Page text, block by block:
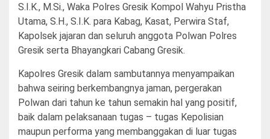
S.I.K., M.Si., Waka Polres Gresik Kompol Wahyu Pristha
Utama, S.H., S.I.K. para Kabag, Kasat, Perwira Staf,
Kapolsek jajaran dan seluruh anggota Polwan Polres
Gresik serta Bhayangkari Cabang Gresik.
Kapolres Gresik dalam sambutannya menyampaikan
bahwa seiring berkembangnya jaman, pergerakan
Polwan dari tahun ke tahun semakin hal yang positif,
baik dalam pelaksanaan tugas – tugas Kepolisian
maupun performa yang membanggakan di luar tugas